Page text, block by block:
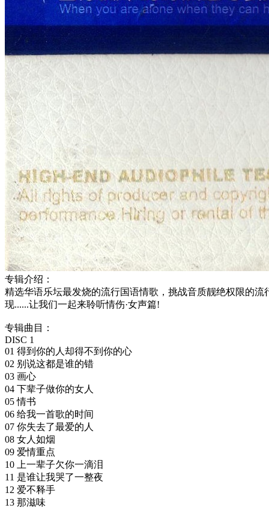
专辑介绍：
精选华语乐坛最发烧的流行国语情歌，挑战音质靓绝权限的
现......让我们一起来聆听情伤·女声篇!
专辑曲目：
DISC 1
01 得到你的人却得不到你的心
02 别说这都是谁的错
03 画心
04 下辈子做你的女人
05 情书
06 给我一首歌的时间
07 你失去了最爱的人
08 女人如烟
09 爱情重点
10 上一辈子欠你一滴泪
11 是谁让我哭了一整夜
12 爱不释手
13 那滋味